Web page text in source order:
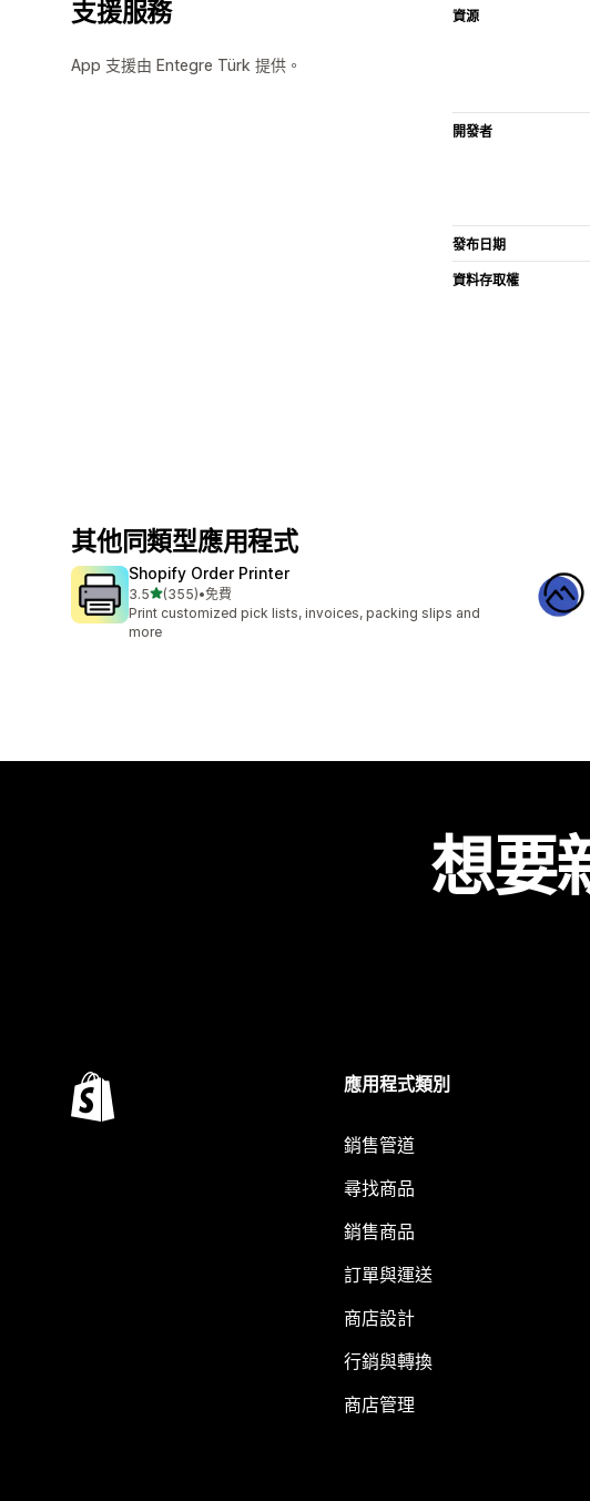
支援服務
App 支援由 Entegre Türk 提供。
資源
開發者
發布日期
資料存取權
其他同類型應用程式
Shopify Order Printer
3.5滿分 5 顆星
(355)
共有 355 則評價
•免費
Print customized pick lists, invoices, packing slips and
more
想要
應用程式類別
銷售管道
尋找商品
銷售商品
訂單與運送
商店設計
行銷與轉換
商店管理